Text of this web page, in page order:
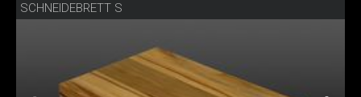
SCHNEIDEBRETT S